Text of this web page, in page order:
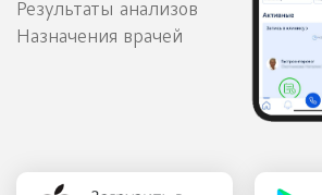
Результаты анализов
Назначения врачей